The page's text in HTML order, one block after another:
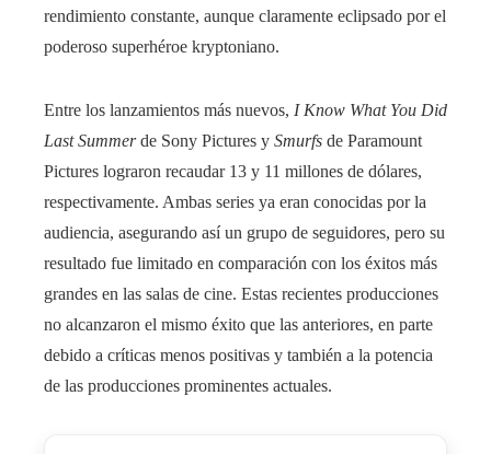
rendimiento constante, aunque claramente eclipsado por el
poderoso superhéroe kryptoniano.
Entre los lanzamientos más nuevos, I Know What You Did
Last Summerde Sony Pictures y Smurfs de Paramount
Pictures lograron recaudar 13 y 11 millones de dólares,
respectivamente. Ambas series ya eran conocidas por la
audiencia, asegurando así un grupo de seguidores, pero su
resultado fue limitado en comparación con los éxitos más
grandes en las salas de cine. Estas recientes producciones
no alcanzaron el mismo éxito que las anteriores, en parte
debido a críticas menos positivas y también a la potencia
de las producciones prominentes actuales.